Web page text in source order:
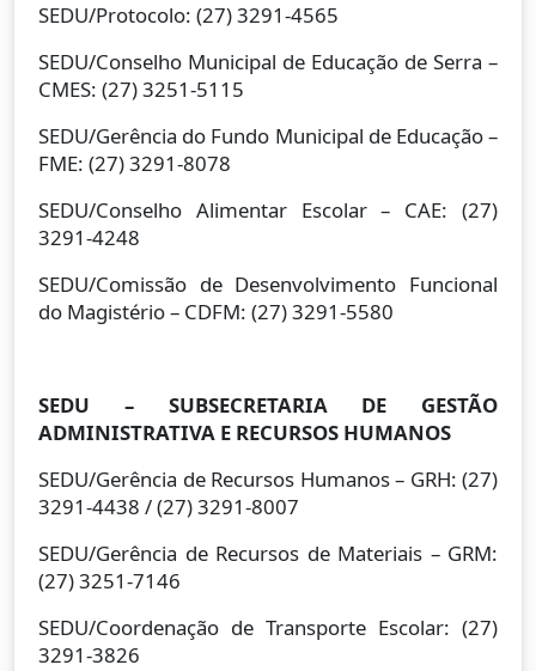
SEDU/Protocolo: (27) 3291-4565
SEDU/Conselho Municipal de Educação de Serra –
CMES: (27) 3251-5115
SEDU/Gerência do Fundo Municipal de Educação –
FME: (27) 3291-8078
SEDU/Conselho Alimentar Escolar – CAE: (27)
3291-4248
SEDU/Comissão de Desenvolvimento Funcional
do Magistério – CDFM: (27) 3291-5580
SEDU – SUBSECRETARIA DE GESTÃO
ADMINISTRATIVA E RECURSOS HUMANOS
SEDU/Gerência de Recursos Humanos – GRH: (27)
3291-4438 / (27) 3291-8007
SEDU/Gerência de Recursos de Materiais – GRM:
(27) 3251-7146
SEDU/Coordenação de Transporte Escolar: (27)
3291-3826